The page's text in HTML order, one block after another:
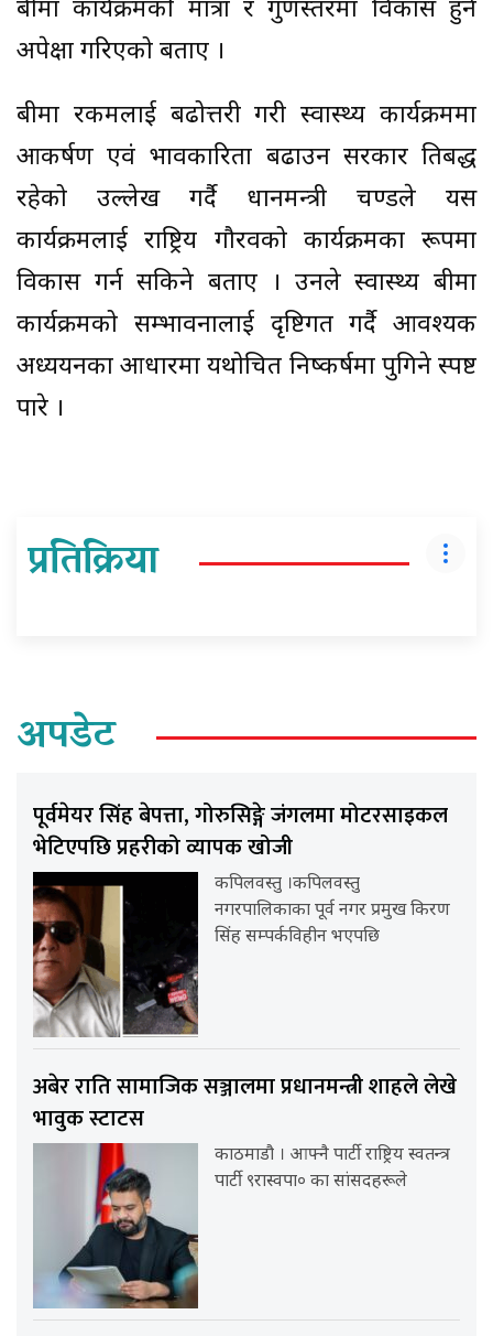
बीमा कार्यक्रमकोे मात्रा र गुणस्तरमा विकास हुने
अपेक्षा गरिएको बताए ।
बीमा रकमलाई बढोत्तरी गरी स्वास्थ्य कार्यक्रममा
आकर्षण एवं प्रभावकारिता बढाउन सरकार प्रतिबद्ध
रहेको उल्लेख गर्दै प्रधानमन्त्री प्रचण्डले यस
कार्यक्रमलाई राष्ट्रिय गौरवको कार्यक्रमका रूपमा
विकास गर्न सकिने बताए । उनले स्वास्थ्य बीमा
कार्यक्रमको सम्भावनालाई दृष्टिगत गर्दै आवश्यक
अध्ययनका आधारमा यथोचित निष्कर्षमा पुगिने स्पष्ट
पारे ।
प्रतिक्रिया
अपडेट
पूर्वमेयर सिंह बेपत्ता, गोरुसिङ्गे जंगलमा मोटरसाइकल
भेटिएपछि प्रहरीको व्यापक खोजी
कपिलवस्तु ।कपिलवस्तु
नगरपालिकाका पूर्व नगर प्रमुख किरण
सिंह सम्पर्कविहीन भएपछि
अबेर राति सामाजिक सञ्जालमा प्रधानमन्त्री शाहले लेखे
भावुक स्टाटस
काठमाडौ । आफ्नै पार्टी राष्ट्रिय स्वतन्त्र
पार्टी ९रास्वपा० का सांसदहरूले